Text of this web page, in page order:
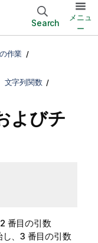
Search
メニュ
ー
作業
文字列関数
よびチ
番目の引数
、3 番目の引数